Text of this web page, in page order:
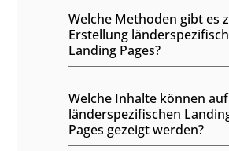
Welche Methoden gibt es
Erstellung
Landing Pages?
Welche Inhalte können auf
länderspezifischen
Pages gezeigt werden?